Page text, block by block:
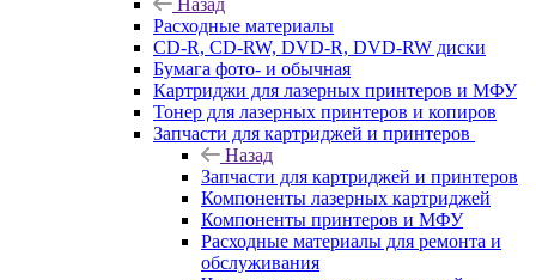
Назад
Расходные материалы
CD-R, CD-RW, DVD-R, DVD-RW диски
Бумага фото- и обычная
Картриджи для лазерных принтеров и МФУ
Тонер для лазерных принтеров и копиров
Запчасти для картриджей и принтеров
Назад
Запчасти для картриджей и принтеров
Компоненты лазерных картриджей
Компоненты принтеров и МФУ
Расходные материалы для ремонта и
обслуживания